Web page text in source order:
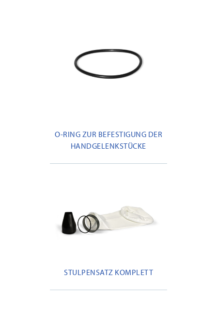
O-RING ZUR BEFESTIGUNG DER
HANDGELENKSTÜCKE
STULPENSATZ KOMPLETT